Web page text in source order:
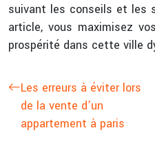
suivant les conseils et les
article, vous maximisez
prospérité dans cette ville
Les erreurs à éviter lors
de la vente d’un
appartement à paris